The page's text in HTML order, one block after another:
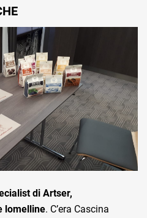
di Artser,
lomelline. C’era Cascina